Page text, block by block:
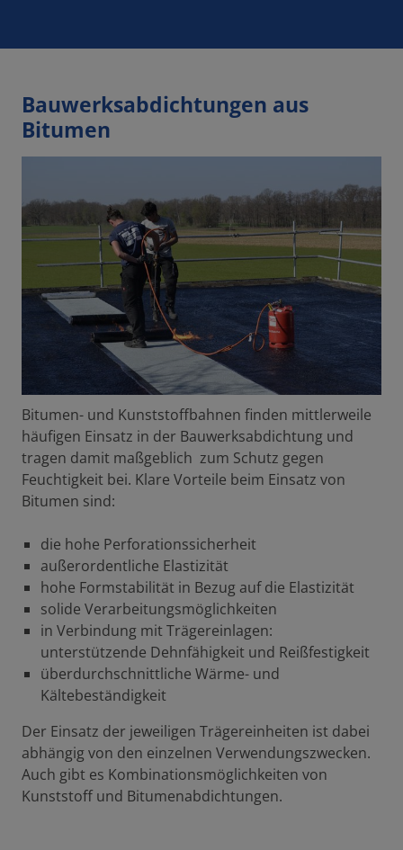
Bauwerksabdichtungen aus
Bitumen
Bitumen- und Kunststoffbahnen finden mittlerweile
häufigen Einsatz in der Bauwerksabdichtung und
tragen damit maßgeblich zum Schutz gegen
Feuchtigkeit bei. Klare Vorteile beim Einsatz von
Bitumen sind:
die hohe Perforationssicherheit
außerordentliche Elastizität
hohe Formstabilität in Bezug auf die Elastizität
solide Verarbeitungsmöglichkeiten
in Verbindung mit Trägereinlagen:
unterstützende Dehnfähigkeit und Reißfestigkeit
überdurchschnittliche Wärme- und
Kältebeständigkeit
Der Einsatz der jeweiligen Trägereinheiten ist dabei
abhängig von den einzelnen Verwendungszwecken.
Auch gibt es Kombinationsmöglichkeiten von
Kunststoff und Bitumenabdichtungen.